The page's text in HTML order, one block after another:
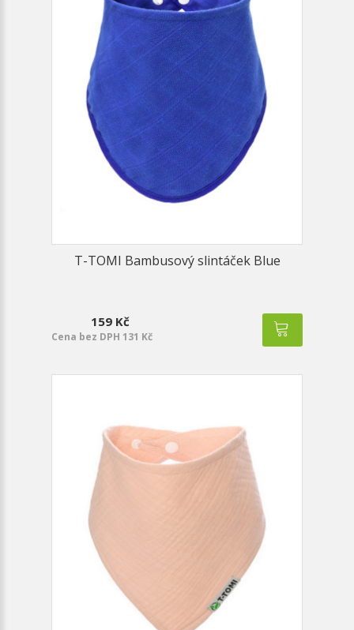
T-TOMI Bambusový slintáček Blue
159 Kč
Cena bez DPH 131 Kč